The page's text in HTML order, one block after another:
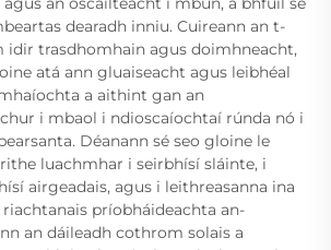
dearadh inniu. Cuireann an t-
idir trasdhomhain agus doimhneacht,
atá ann gluaiseacht agus leibhéal
a aithint gan an
i mbaol i ndioscaíochtaí rúnda nó i
Déanann sé seo gloine le
luachmhar i seirbhísí sláinte, i
airgeadais, agus i leithreasanna ina
príobháideachta an-
an dáileadh cothrom solais a